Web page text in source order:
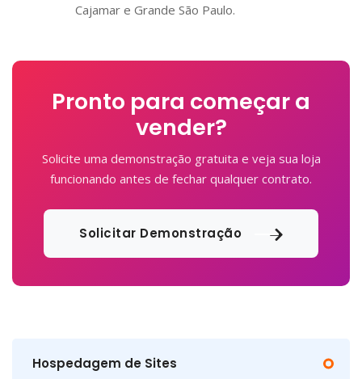
Cajamar e Grande São Paulo.
Pronto para começar a
vender?
Solicite uma demonstração gratuita e veja sua loja
funcionando antes de fechar qualquer contrato.
Solicitar Demonstração
Hospedagem de Sites